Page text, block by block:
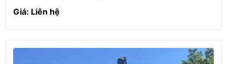
Giá: Liên hệ